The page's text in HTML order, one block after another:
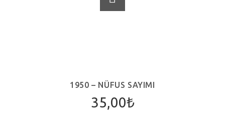
1950 – NÜFUS SAYIMI
35,00₺